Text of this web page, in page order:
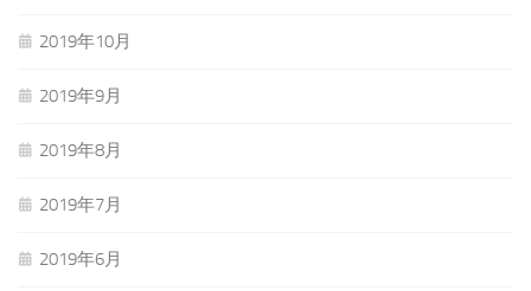
2019年10月
2019年9月
2019年8月
2019年7月
2019年6月